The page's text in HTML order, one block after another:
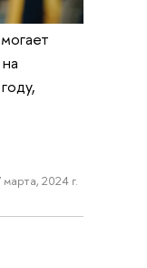
марта, 2024 г.